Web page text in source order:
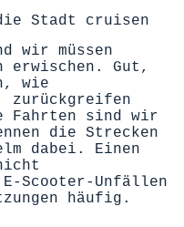
Stadt cruisen
wir müssen
erwischen. Gut,
wie
zurückgreifen
Fahrten sind wir
die Strecken
dabei. Einen
Scooter-Unfällen
häufig.